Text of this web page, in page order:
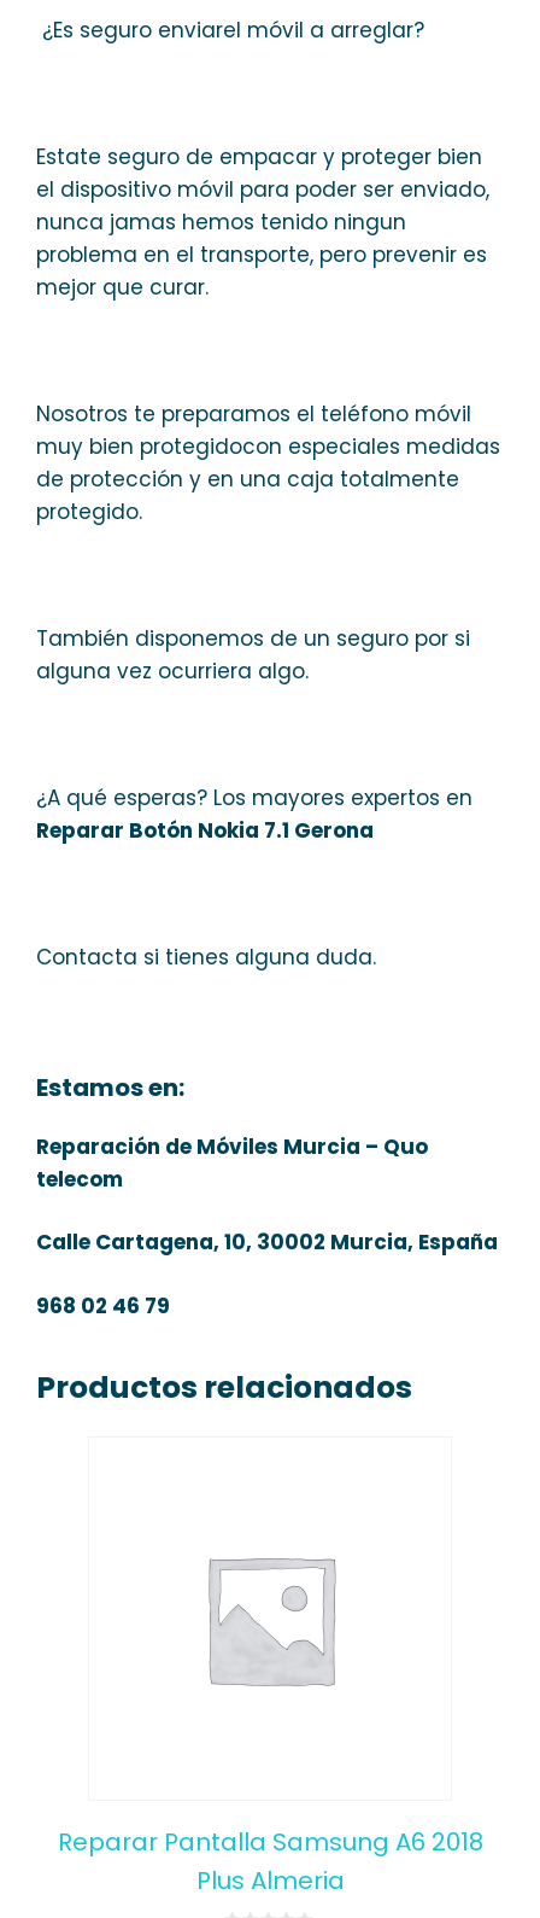
¿Es seguro enviarel móvil a arreglar?
Estate seguro de empacar y proteger bien
el dispositivo móvil para poder ser enviado,
nunca jamas hemos tenido ningun
problema en el transporte, pero prevenir es
mejor que curar.
Nosotros te preparamos el teléfono móvil
muy bien protegidocon especiales medidas
de protección y en una caja totalmente
protegido.
También disponemos de un seguro por si
alguna vez ocurriera algo.
¿A qué esperas? Los mayores expertos en
Reparar Botón Nokia 7.1 Gerona
Contacta si tienes alguna duda.
Estamos en:
Reparación de Móviles Murcia – Quo
telecom
Calle Cartagena, 10, 30002 Murcia, España
968 02 46 79
Productos relacionados
Reparar Pantalla Samsung A6 2018
Plus Almeria